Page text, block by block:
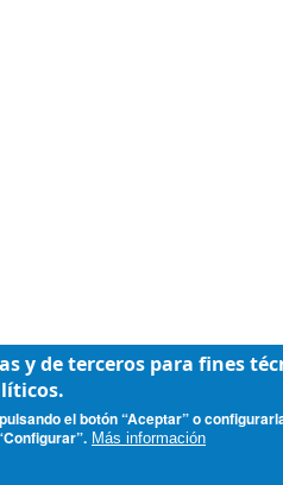
y de terceros para fines
el botón “Aceptar” o
Más información